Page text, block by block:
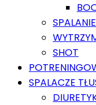
SHOT
SPALACZE